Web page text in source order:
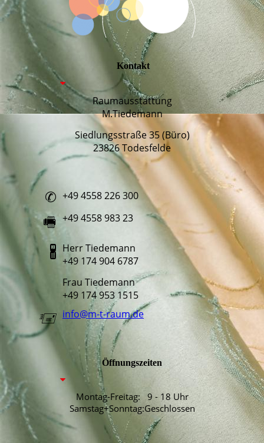
Kontakt
Raumausstattung
M.Tiedemann
Siedlungsstraße 35 (Büro)
23826 Todesfelde
✆ +49 4558 226 300
🖷 +49 4558 983 23
🖁 Herr Tiedemann
+49 174 904 6787
Frau Tiedemann
+49 174 953 1515
🖅 info@m-t-raum.de
Öffnungszeiten
Montag-Freitag: 9 - 18 Uhr
Samstag+Sonntag:Geschlossen